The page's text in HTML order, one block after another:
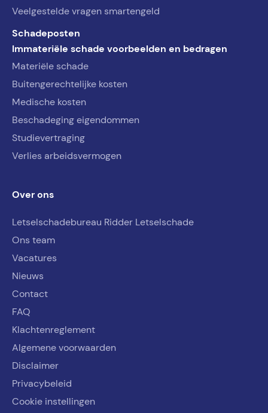
Veelgestelde vragen smartengeld
Schadeposten
Immateriële schade voorbeelden en bedragen
Materiële schade
Buitengerechtelijke kosten
Medische kosten
Beschadeging eigendommen
Studievertraging
Verlies arbeidsvermogen
Over ons
Letselschadebureau Ridder Letselschade
Ons team
Vacatures
Nieuws
Contact
FAQ
Klachtenreglement
Algemene voorwaarden
Disclaimer
Privacybeleid
Cookie instellingen